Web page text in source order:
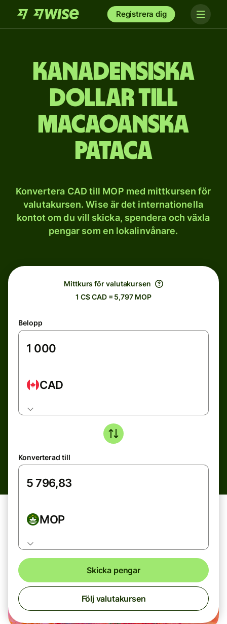
Registrera dig
Kanadensiska
dollar till
macaoanska
pataca
Konvertera CAD till MOP med mittkursen för
valutakursen. Wise är det internationella
kontot om du vill skicka, spendera och växla
pengar som en lokalinvånare.
Mittkurs för valutakursen
1 C$ CAD = 5,797 MOP
Belopp
CAD
Konverterad till
MOP
Skicka pengar
Följ valutakursen